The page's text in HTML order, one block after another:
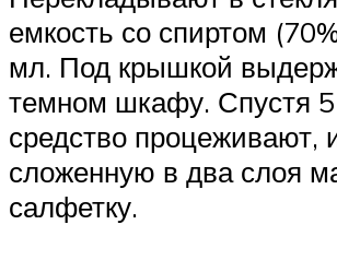
емкость со спиртом
мл. Под крышкой
темном шкафу. Спустя
средство процеживают,
сложенную в два слоя
салфетку.